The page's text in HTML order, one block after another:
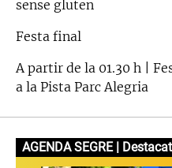
sense gluten
Festa final
A partir de la 01.30 h |
a la Pista Parc Alegria
AGENDA SEGRE |